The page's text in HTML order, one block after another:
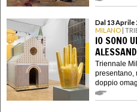
Dal 13 Aprile
MILANO |
IO SONO
Triennale
presentano,
doppio